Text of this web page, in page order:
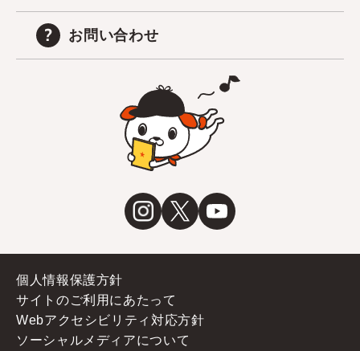
お問い合わせ
個人情報保護方針
サイトのご利用にあたって
Webアクセシビリティ対応方針
ソーシャルメディアについて